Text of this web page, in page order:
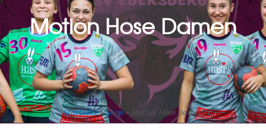
Motion Hose Damen
Startseite»Shop» Motion Hose Damen